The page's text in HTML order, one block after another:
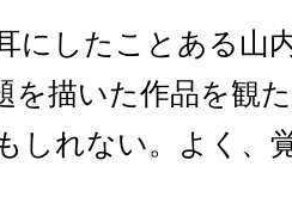
にしたことある山
を描いた作品を観
しれない。よく、